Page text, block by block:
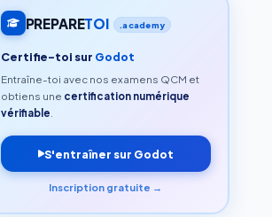
PREPARETOI .academy
Certifie-toi sur Godot
Entraîne-toi avec nos examens QCM et
obtiens une certification numérique
vérifiable.
S'entraîner sur Godot
Inscription gratuite →